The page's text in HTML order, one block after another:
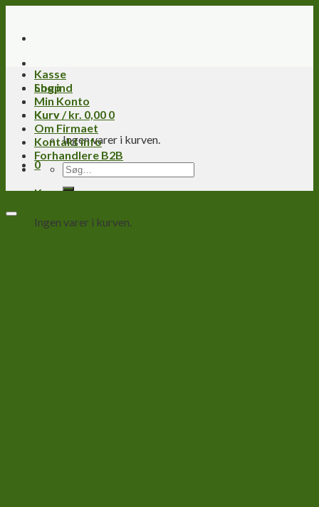
content
Log ind
Kurv /kr. 0,00 0
Ingen varer i kurven.
0
Kurv
Ingen varer i kurven.
Kasse
Shop
Min Konto
Kurv
Om Firmaet
Kontakt info
Forhandlere B2B
Søg
efter: